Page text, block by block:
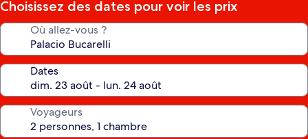
Choisissez des dates pour voir les prix
Où allez-vous ?
Dates
Voyageurs